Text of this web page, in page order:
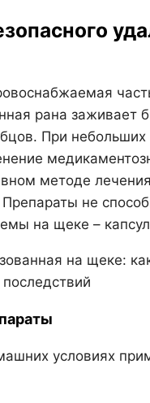
рана заживает
При небольших
методе
не
на щеке –
условиях